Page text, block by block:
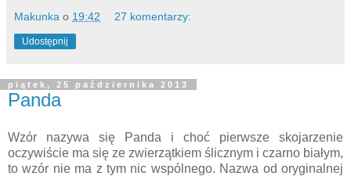
Makunka o 19:42 27 komentarzy:
Udostępnij
piątek, 25 października 2013
Panda
Wzór nazywa się Panda i choć pierwsze skojarzenie
oczywiście ma się ze zwierzątkiem ślicznym i czarno białym,
to wzór nie ma z tym nic wspólnego. Nazwa od oryginalnej